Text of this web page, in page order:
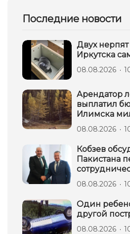
Последние новости
Двух
Иркутска
08.08.2026
Арендатор
выплатил
Илимска
08.08.2026
Кобзев
Пакистана
08.08.2026
Один
другой
08.08.2026